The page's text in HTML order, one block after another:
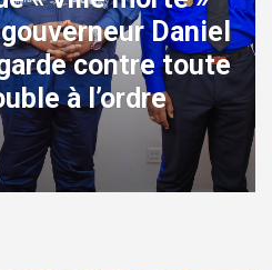
Daniel
contre toute
à l’ordre